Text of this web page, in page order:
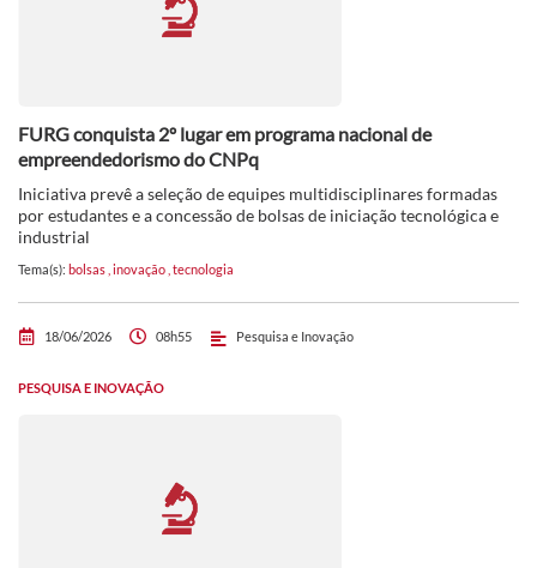
FURG conquista 2º lugar em programa nacional de
empreendedorismo do CNPq
Iniciativa prevê a seleção de equipes multidisciplinares formadas
por estudantes e a concessão de bolsas de iniciação tecnológica e
industrial
Tema(s): bolsas inovação tecnologia
18/06/2026 08h55 Pesquisa e Inovação
PESQUISA E INOVAÇÃO